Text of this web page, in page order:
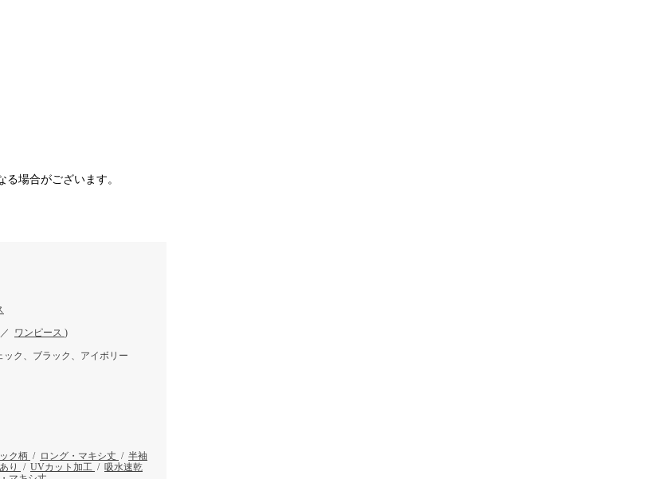
場合がございます。
／ ワンピース )
ク、ブラック、アイボリー
ク柄 / ロング・マキシ丈 / 半袖
り / UVカット加工 / 吸水速乾